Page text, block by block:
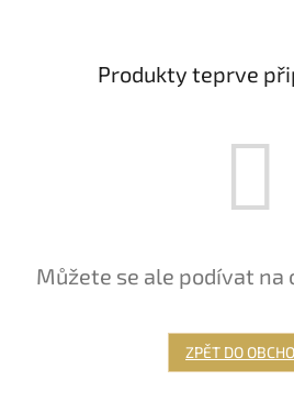
Produkty teprve
Můžete se ale podívat
ZPĚT DO